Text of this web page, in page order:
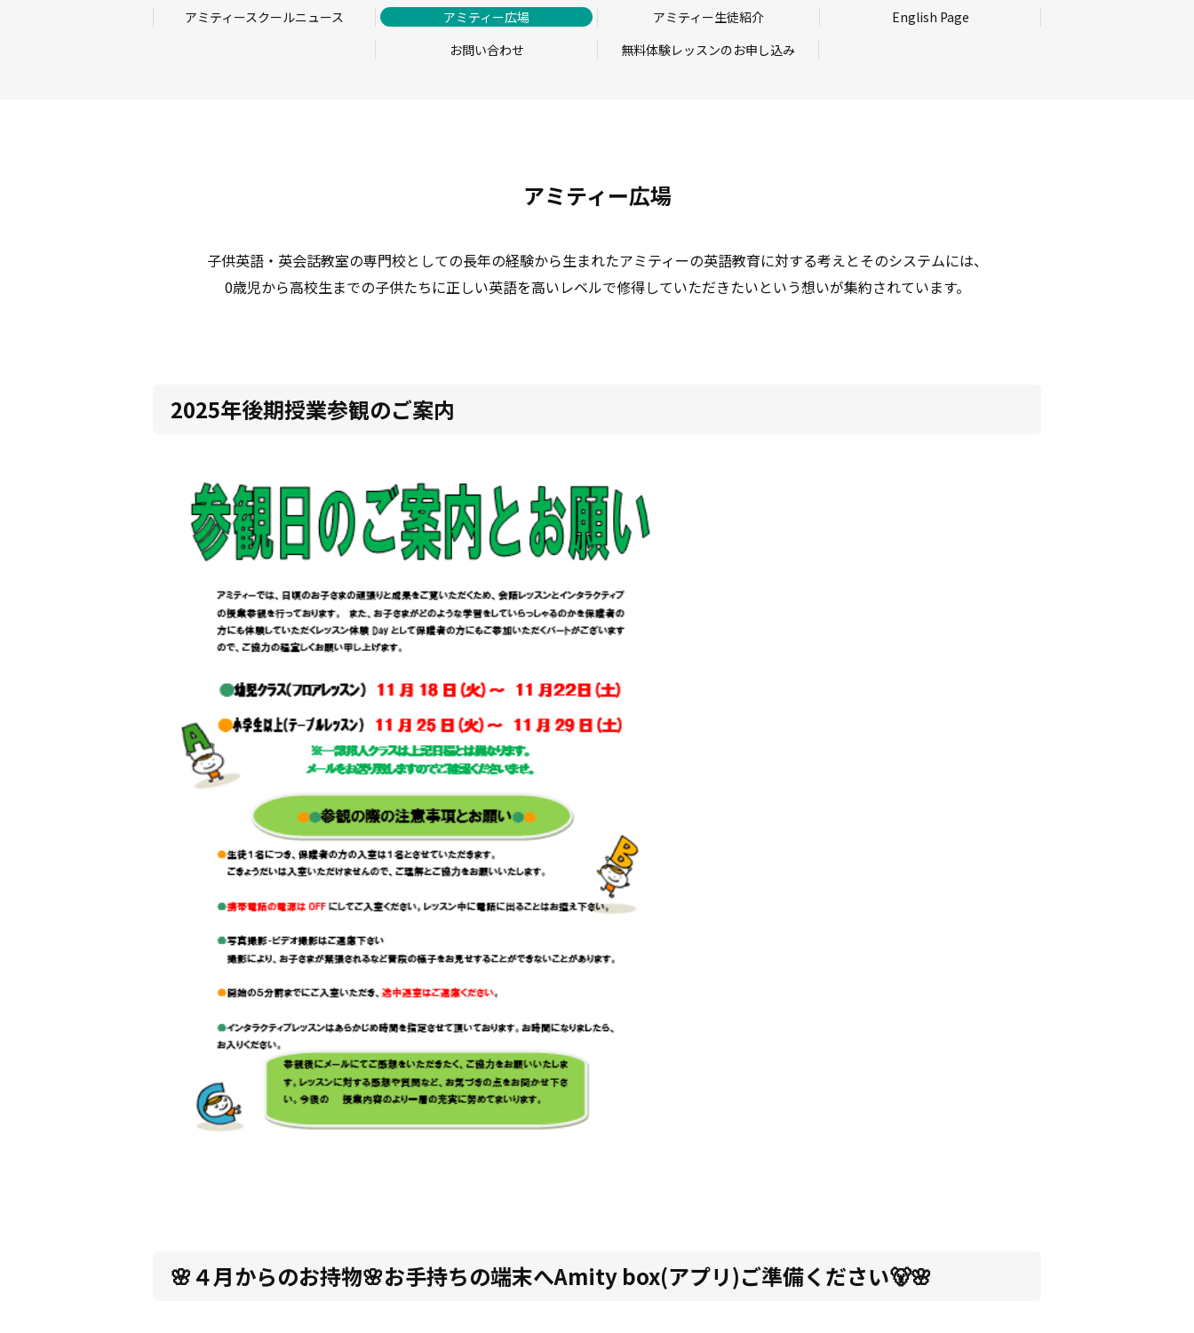
アミティースクールニュース アミティー広場 アミティー生徒紹介
English Page
お問い合わせ
無料体験レッスンのお申し込み
アミティー広場
子供英語・英会話教室の専門校としての長年の経験から生まれたアミティーの英語教育に対する考えとそのシステムには、
0歳児から高校生までの子供たちに正しい英語を高いレベルで修得していただきたいという想いが集約されています。
2025年後期授業参観のご案内
🌸４月からのお持物🌸お手持ちの端末へAmity box(アプリ)ご準備ください🐻🌸